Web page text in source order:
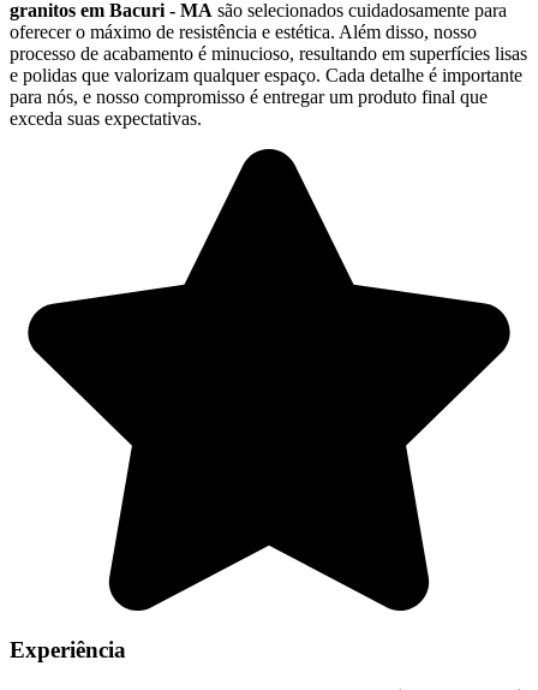
granitos em Bacuri - MA são selecionados cuidadosamente para
oferecer o máximo de resistência e estética. Além disso, nosso
processo de acabamento é minucioso, resultando em superfícies lisas
e polidas que valorizam qualquer espaço. Cada detalhe é importante
para nós, e nosso compromisso é entregar um produto final que
exceda suas expectativas.
Experiência